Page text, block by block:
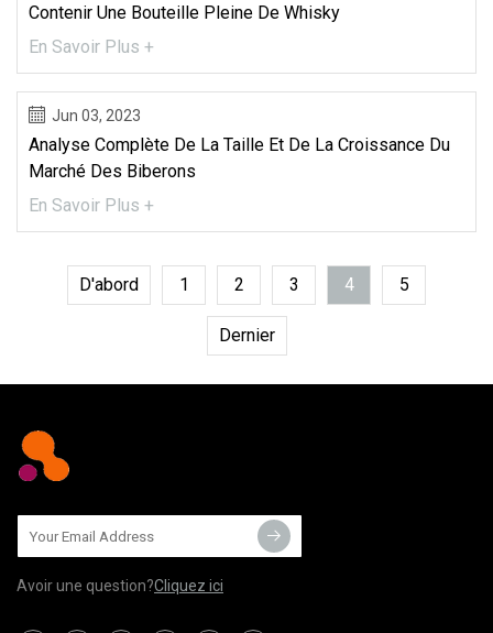
Contenir Une Bouteille Pleine De Whisky
En Savoir Plus +
Jun 03, 2023
Analyse Complète De La Taille Et De La Croissance Du
Marché Des Biberons
En Savoir Plus +
D'abord 1 2 3 4 5
Dernier
Avoir une question?Cliquez ici